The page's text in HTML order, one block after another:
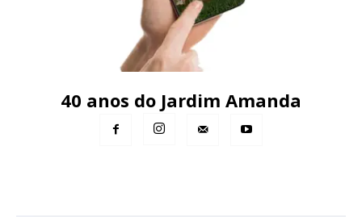
40 anos do Jardim Amanda